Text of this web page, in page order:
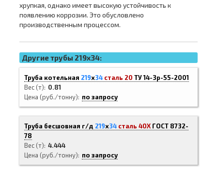
хрупкая, однако имеет высокую устойчивость к
появлению коррозии. Это обусловлено
производственным процессом.
Другие трубы 219x34:
Труба котельная 219х34 сталь 20 ТУ 14-3р-55-2001
Вес (т)
0.81
Цена (руб./тонну)
по запросу
Труба бесшовная г/д 219х34 сталь 40Х ГОСТ 8732-
78
Вес (т) 4.444
Цена (руб./тонну)
по запросу